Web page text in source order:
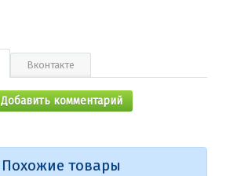
Вконтакте
Добавить комментарий
Похожие товары